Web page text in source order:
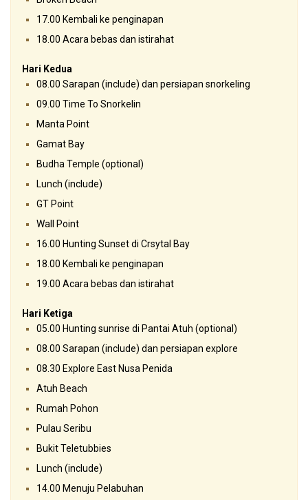
17.00 Kembali ke penginapan
18.00 Acara bebas dan istirahat
Hari Kedua
08.00 Sarapan (include) dan persiapan snorkeling
09.00 Time To Snorkelin
Manta Point
Gamat Bay
Budha Temple (optional)
Lunch (include)
GT Point
Wall Point
16.00 Hunting Sunset di Crsytal Bay
18.00 Kembali ke penginapan
19.00 Acara bebas dan istirahat
Hari Ketiga
05.00 Hunting sunrise di Pantai Atuh (optional)
08.00 Sarapan (include) dan persiapan explore
08.30 Explore East Nusa Penida
Atuh Beach
Rumah Pohon
Pulau Seribu
Bukit Teletubbies
Lunch (include)
14.00 Menuju Pelabuhan